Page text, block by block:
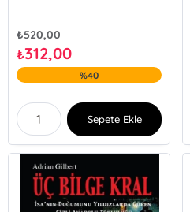
₺520,00
₺312,00
%40
Sepete Ekle